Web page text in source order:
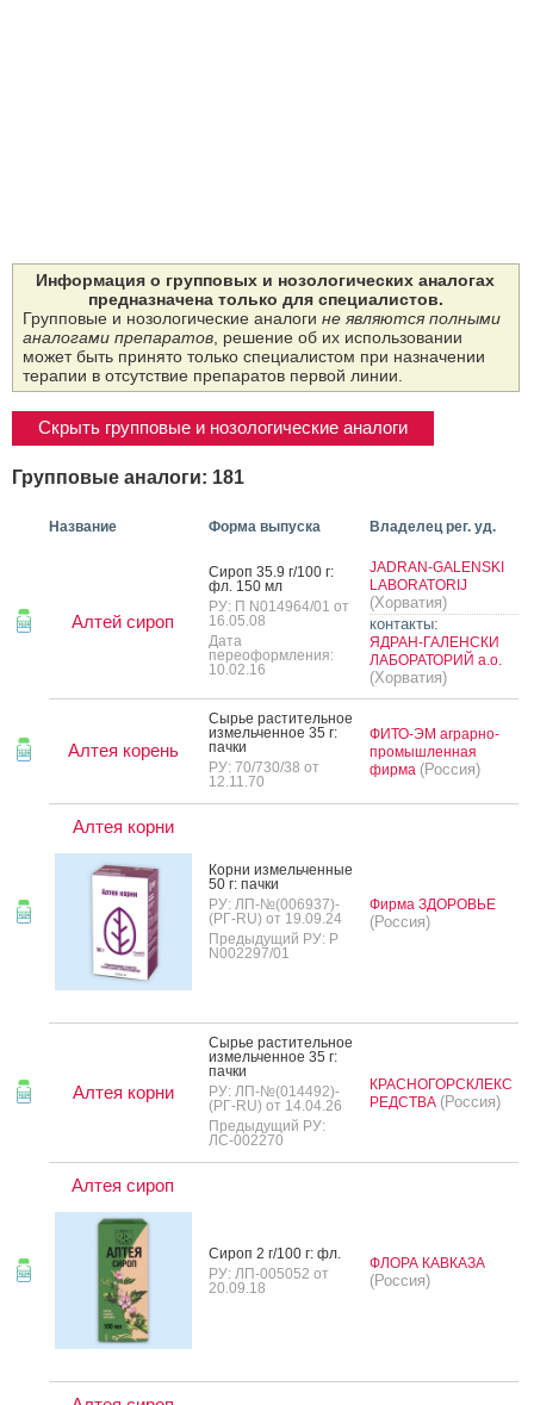
Информация о групповых и нозологических аналогах
предназначена только для специалистов.
Групповые и нозологические аналоги не являются полными
аналогами препаратов, решение об их использовании
может быть принято только специалистом при назначении
терапии в отсутствие препаратов первой линии.
Скрыть групповые и нозологические аналоги
Групповые аналоги: 181
Название Форма выпуска Владелец рег. уд.
Алтей сироп
Си­роп 35.9 г/100 г:
фл. 150 мл
РУ: П N014964/01 от
16.05.08
Дата
переоформления:
10.02.16
JADRAN-GALENSKI
LABORATORIJ
(Хорватия)
контакты:
ЯДРАН-ГАЛЕНСКИ
ЛАБОРАТОРИЙ а.о.
(Хорватия)
Алтея корень
Сырье рас­ти­тель­ное
из­мель­чен­ное 35 г:
пач­ки
РУ: 70/730/38 от
12.11.70
ФИТО-ЭМ аграрно-
промышленная
фирма (Россия)
Алтея корни
Кор­ни из­мель­чен­ные
50 г: пач­ки
РУ: ЛП-№(006937)-
(РГ-RU) от 19.09.24
Предыдущий РУ: Р
N002297/01
Фирма ЗДОРОВЬЕ
(Россия)
Алтея корни
Сырье рас­ти­тель­ное
из­мель­чен­ное 35 г:
пач­ки
РУ: ЛП-№(014492)-
(РГ-RU) от 14.04.26
Предыдущий РУ:
ЛС-002270
КРАСНОГОРСКЛЕКС
РЕДСТВА (Россия)
Алтея сироп
Си­роп 2 г/100 г: фл.
РУ: ЛП-005052 от
20.09.18
ФЛОРА КАВКАЗА
(Россия)